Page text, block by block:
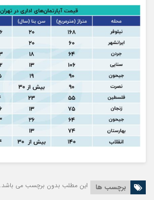
برچسب ها این مطلب بدون برچسب می باشد.